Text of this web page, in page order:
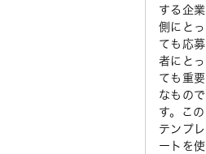
する企業
側にとっ
ても応募
者にとっ
ても重要
なもので
す。この
テンプレ
ートを使